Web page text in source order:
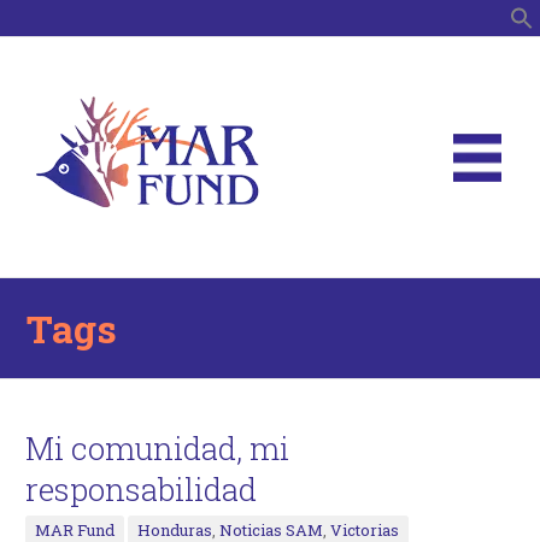
Tags
Mi comunidad, mi
responsabilidad
MAR Fund Honduras,Noticias SAM,Victorias